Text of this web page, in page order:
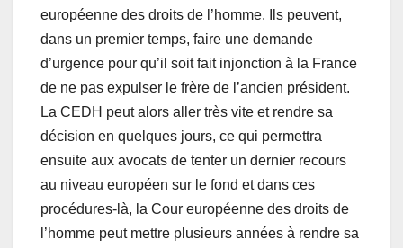
européenne des droits de l’homme. Ils peuvent,
dans un premier temps, faire une demande
d’urgence pour qu’il soit fait injonction à la France
de ne pas expulser le frère de l’ancien président.
La CEDH peut alors aller très vite et rendre sa
décision en quelques jours, ce qui permettra
ensuite aux avocats de tenter un dernier recours
au niveau européen sur le fond et dans ces
procédures-là, la Cour européenne des droits de
l’homme peut mettre plusieurs années à rendre sa